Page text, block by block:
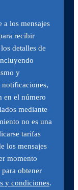
los mensajes
recibir
detalles de
y
notificaciones,
en el número
mediante
no es una
tarifas
los mensajes
momento
obtener
y condiciones.